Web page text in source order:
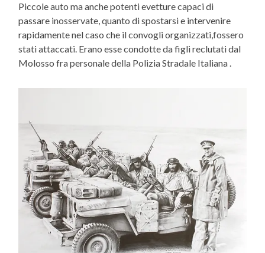
Piccole auto ma anche potenti evetture capaci di
passare inosservate, quanto di spostarsi e intervenire
rapidamente nel caso che il convogli organizzati,fossero
stati attaccati. Erano esse condotte da figli reclutati dal
Molosso fra personale della Polizia Stradale Italiana .